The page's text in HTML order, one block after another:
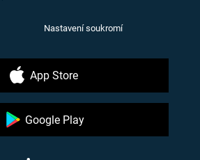
Nastavení soukromí
App Store
Google Play